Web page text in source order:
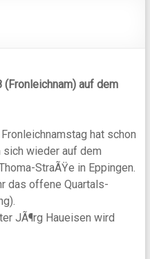
(Fronleichnam) auf dem
hat schon
sich wieder auf dem
StraÃŸe in Eppingen.
das offene Quartals-
JÃ¶rg Haueisen wird